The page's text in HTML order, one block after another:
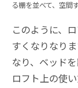
る棚を並べて、空間
このように、
すくなりなり
なり、ベッド
ロフト上の使